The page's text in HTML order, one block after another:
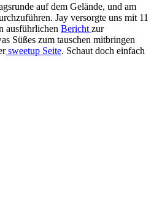
auf dem Gelände, und am
Jay versorgte uns mit 11
ausführlichen Bericht zur
Süßes zum tauschen mitbringen
sweetup Seite. Schaut doch einfach